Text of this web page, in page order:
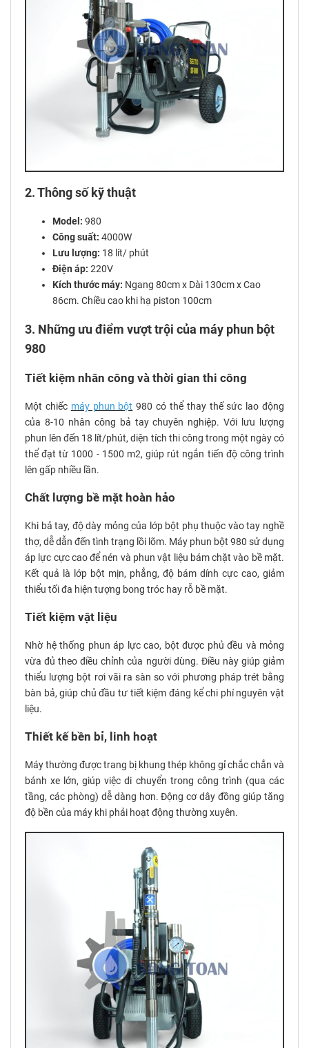
2. Thông số kỹ thuật
Model: 980
Công suất: 4000W
Lưu lượng: 18 lít/ phút
Điện áp: 220V
Kích thước máy: Ngang 80cm x Dài 130cm x Cao
86cm. Chiều cao khi hạ piston 100cm
3. Những ưu điểm vượt trội của máy phun bột
980
Tiết kiệm nhân công và thời gian thi công
Một chiếc máy phun bột 980 có thể thay thế sức lao động
của 8-10 nhân công bả tay chuyên nghiệp. Với lưu lượng
phun lên đến 18 lít/phút, diện tích thi công trong một ngày có
thể đạt từ 1000 - 1500 m2, giúp rút ngắn tiến độ công trình
lên gấp nhiều lần.
Chất lượng bề mặt hoàn hảo
Khi bả tay, độ dày mỏng của lớp bột phụ thuộc vào tay nghề
thợ, dễ dẫn đến tình trạng lồi lõm. Máy phun bột 980 sử dụng
áp lực cực cao để nén và phun vật liệu bám chặt vào bề mặt.
Kết quả là lớp bột mịn, phẳng, độ bám dính cực cao, giảm
thiểu tối đa hiện tượng bong tróc hay rỗ bề mặt.
Tiết kiệm vật liệu
Nhờ hệ thống phun áp lực cao, bột được phủ đều và mỏng
vừa đủ theo điều chỉnh của người dùng. Điều này giúp giảm
thiểu lượng bột rơi vãi ra sàn so với phương pháp trét bằng
bàn bả, giúp chủ đầu tư tiết kiệm đáng kể chi phí nguyên vật
liệu.
Thiết kế bền bỉ, linh hoạt
Máy thường được trang bị khung thép không gỉ chắc chắn và
bánh xe lớn, giúp việc di chuyển trong công trình (qua các
tầng, các phòng) dễ dàng hơn. Động cơ dây đồng giúp tăng
độ bền của máy khi phải hoạt động thường xuyên.